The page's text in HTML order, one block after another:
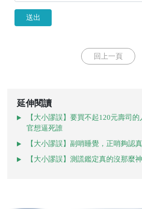
送出
回上一頁
延伸閱讀
【大小謬誤】要買不起120元壽司
官想逼死誰
【大小謬誤】副哨睡覺，正哨夠認
【大小謬誤】測謊鑑定真的沒那麼神